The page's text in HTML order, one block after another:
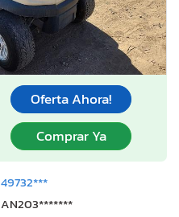
Oferta Ahora!
Comprar Ya
49732***
AN203*******